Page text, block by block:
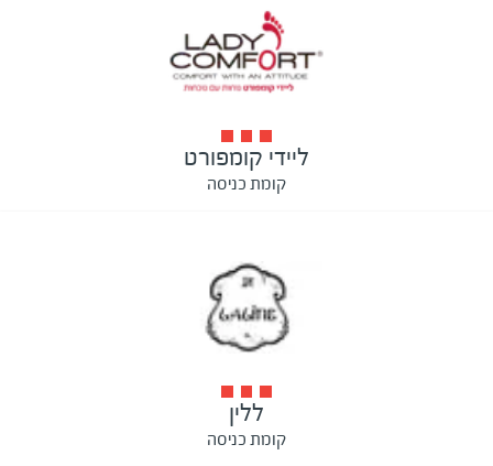
ליידי קומפורט
קומת כניסה
ללין
קומת כניסה